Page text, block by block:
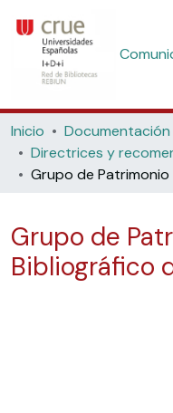
Inicio
Grupo de
Bibliográfico